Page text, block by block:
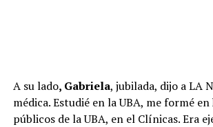
A su lado, Gabriela, jubilada, dijo a LA
médica. Estudié en la UBA, me formé
públicos de la UBA, en el Clínicas. Era